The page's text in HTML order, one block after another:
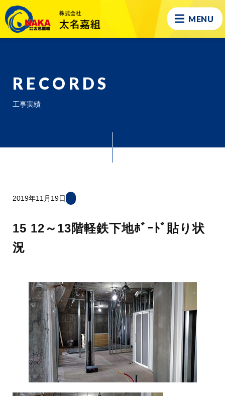
MENU
RECORDS
工事実績
2019年11月19日
15 12～13階軽鉄下地ﾎﾞｰﾄﾞ貼り状
況